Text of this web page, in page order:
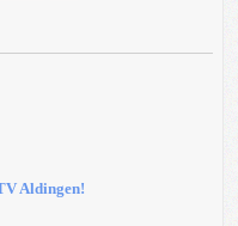
Aldingen!